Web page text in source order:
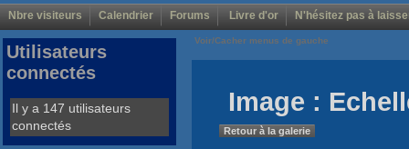
Nbre visiteurs Calendrier Forums Livre d'or N'hésitez pas à
Voir/Cacher menus de gauche
Image :
Retour à la galerie
Utilisateurs
connectés
Il y a 147 utilisateurs
connectés